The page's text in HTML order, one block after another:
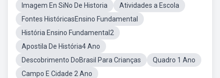
Imagem En SiNo De Historia
Atividades a Escola
Fontes HistóricasEnsino Fundamental
História Ensino Fundamental2
Apostila De História4 Ano
Descobrimento DoBrasil Para Crianças
Quadro 1 Ano
Campo E Cidade 2 Ano